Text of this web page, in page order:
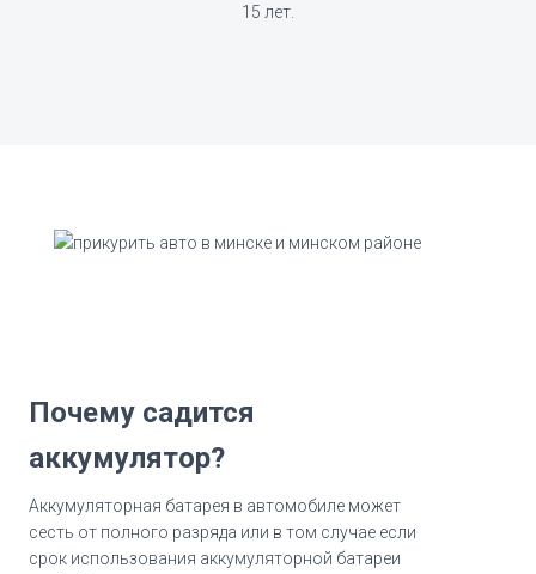
15 лет.
Почему садится
аккумулятор?
Аккумуляторная батарея в автомобиле может
сесть от полного разряда или в том случае если
срок использования аккумуляторной батареи